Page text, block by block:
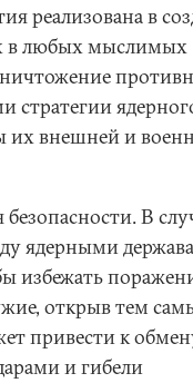
реализована в
в любых мыслимых
стратегии
их внешней и
В
ядерными
избежать
открыв тем
привести к
и гибели